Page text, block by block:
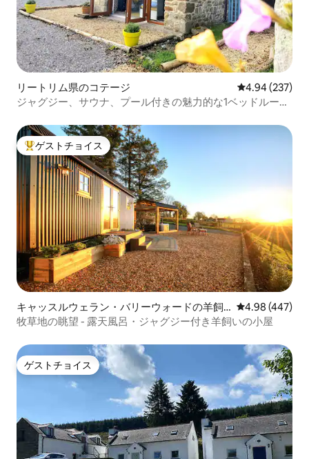
リートリム県のコテージ レビュー237
4.94 (237)
ジャグジー、サウナ、プール付きの魅力的な1ベッドルーム
大好評のゲストチョイスです。
ゲストチョイス
キャッスルウェラン・バリーウォードの羊飼
いの小屋
レビュー447
4.98 (447)
牧草地の眺望 - 露天風呂・ジャグジー付き羊飼いの小屋
ゲストチョイス
ゲストチョイス